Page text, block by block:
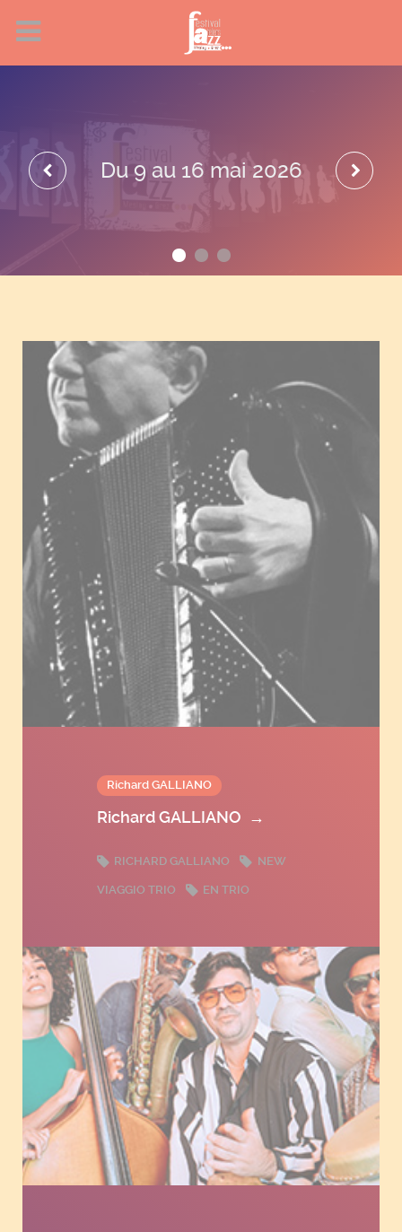
Billetterie
Richard GALLIANO
Richard GALLIANO →
RICHARD GALLIANO NEW
VIAGGIO TRIO EN TRIO